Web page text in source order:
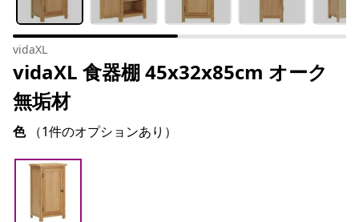
vidaXL
vidaXL 食器棚 45x32x85cm オーク
無垢材
色 （1件のオプションあり）